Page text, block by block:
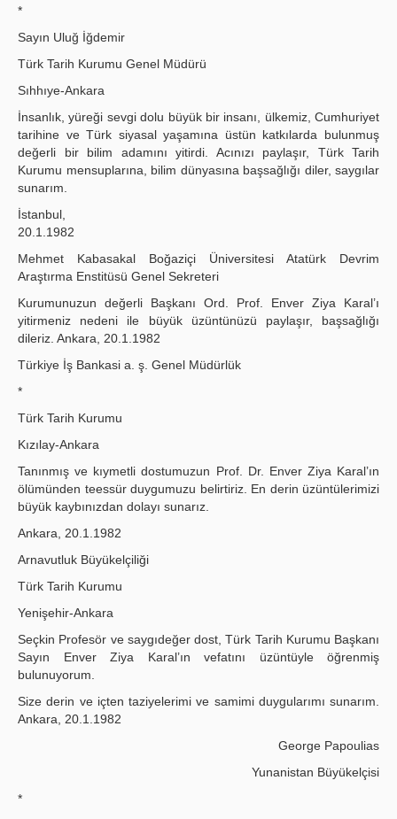
*
Sayın Uluğ İğdemir
Türk Tarih Kurumu Genel Müdürü
Sıhhıye-Ankara
İnsanlık, yüreği sevgi dolu büyük bir insanı, ülkemiz, Cumhuriyet
tarihine ve Türk siyasal yaşamına üstün katkılarda bulunmuş
değerli bir bilim adamını yitirdi. Acınızı paylaşır, Türk Tarih
Kurumu mensuplarına, bilim dünyasına başsağlığı diler, saygılar
sunarım.
İstanbul,
20.1.1982
Mehmet Kabasakal Boğaziçi Üniversitesi Atatürk Devrim
Araştırma Enstitüsü Genel Sekreteri
Kurumunuzun değerli Başkanı Ord. Prof. Enver Ziya Karal’ı
yitirmeniz nedeni ile büyük üzüntünüzü paylaşır, başsağlığı
dileriz. Ankara, 20.1.1982
Türkiye İş Bankasi a. ş. Genel Müdürlük
*
Türk Tarih Kurumu
Kızılay-Ankara
Tanınmış ve kıymetli dostumuzun Prof. Dr. Enver Ziya Karal’ın
ölümünden teessür duygumuzu belirtiriz. En derin üzüntülerimizi
büyük kaybınızdan dolayı sunarız.
Ankara, 20.1.1982
Arnavutluk Büyükelçiliği
Türk Tarih Kurumu
Yenişehir-Ankara
Seçkin Profesör ve saygıdeğer dost, Türk Tarih Kurumu Başkanı
Sayın Enver Ziya Karal’ın vefatını üzüntüyle öğrenmiş
bulunuyorum.
Size derin ve içten taziyelerimi ve samimi duygularımı sunarım.
Ankara, 20.1.1982
George Papoulias
Yunanistan Büyükelçisi
*